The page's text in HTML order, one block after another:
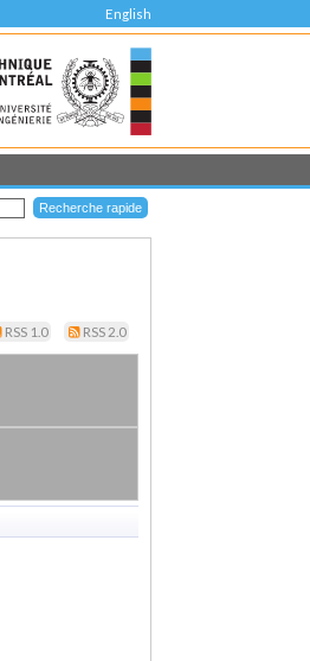
English
RSS 1.0 RSS 2.0